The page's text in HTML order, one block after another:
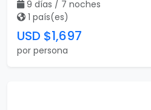
9 días / 7 noches
1 país(es)
USD $1,697
por persona